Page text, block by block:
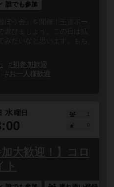
誰でも参加
ぼう会」を開催！王道ボー
遊びましょう。この日は拡
#初参加歓迎
#お一人様歓迎
水 曜日
1
大歓迎！】コロ
ト